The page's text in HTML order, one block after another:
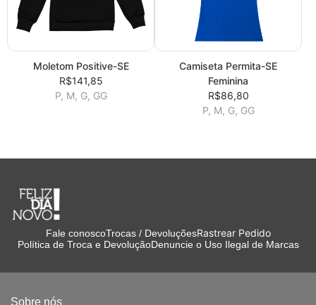
Moletom Positive-SE
R$141,85
P, M, G, GG
Camiseta Permita-SE
Feminina
R$86,80
P, M, G, GG
Fale conoscoTrocas / DevoluçõesRastrear Pedido
Política de Troca e DevoluçãoDenuncie o Uso Ilegal de Marcas
Sobre nós